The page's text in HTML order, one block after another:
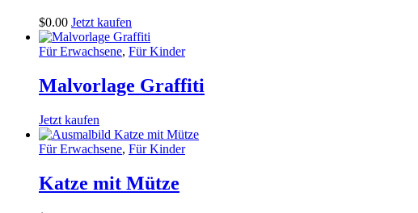
$0.00 Jetzt kaufen
Für Erwachsene, Für Kinder
Malvorlage Graffiti
Jetzt kaufen
Für Erwachsene, Für Kinder
Katze mit Mütze